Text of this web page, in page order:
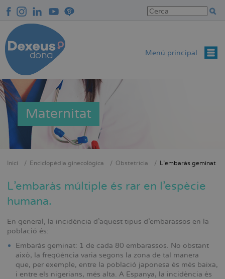
contingut
Menú principal
Maternitat
d'Ariadna
Inici Enciclopèdia ginecològica Obstetrícia L’embaràs geminat
L’embaràs múltiple és rar en l’espècie
humana.
En general, la incidència d’aquest tipus d’embarassos en la
població és:
Embaràs geminat: 1 de cada 80 embarassos. No obstant
això, la freqüència varia segons la zona de tal manera
que, per exemple, entre la població japonesa és més baixa,
i entre els nigerians, més alta. A Espanya, la incidència és